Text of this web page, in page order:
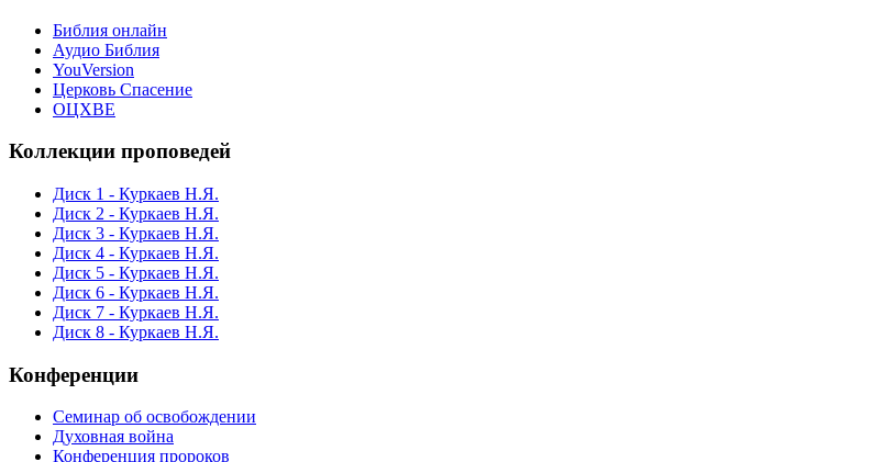
Библия онлайн
Аудио Библия
YouVersion
Церковь Спасение
ОЦХВЕ
Коллекции проповедей
Диск 1 - Куркаев Н.Я.
Диск 2 - Куркаев Н.Я.
Диск 3 - Куркаев Н.Я.
Диск 4 - Куркаев Н.Я.
Диск 5 - Куркаев Н.Я.
Диск 6 - Куркаев Н.Я.
Диск 7 - Куркаев Н.Я.
Диск 8 - Куркаев Н.Я.
Конференции
Семинар об освобождении
Духовная война
Конференция пророков